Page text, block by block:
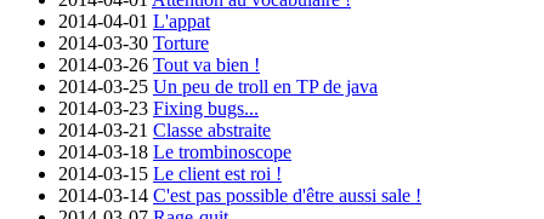
2014-04-01 L'appat
2014-03-30 Torture
2014-03-26 Tout va bien !
2014-03-25 Un peu de troll en TP de java
2014-03-23 Fixing bugs...
2014-03-21 Classe abstraite
2014-03-18 Le trombinoscope
2014-03-15 Le client est roi !
2014-03-14 C'est pas possible d'être aussi sale !